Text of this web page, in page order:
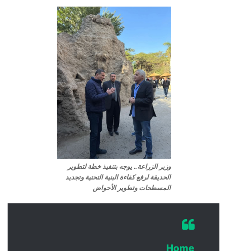
وزير الزراعة.. يوجه بتنفيذ خطة لتطوير
الحديقة لرفع كفاءة البنية التحتية وتجديد
المسطحات وتطوير الأحواض
Home